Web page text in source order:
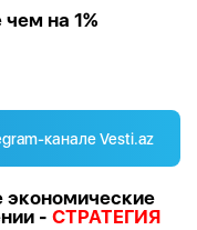
на 1%
канале Vesti.az
экономические
- СТРАТЕГИЯ